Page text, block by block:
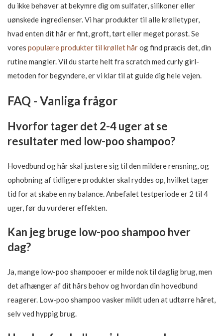
du ikke behøver at bekymre dig om sulfater, silikoner eller
uønskede ingredienser. Vi har produkter til alle krølletyper,
hvad enten dit hår er fint, groft, tørt eller meget porøst. Se
vores populære produkter til krøllet hårog find præcis det, din
rutine mangler. Vil du starte helt fra scratch med curly girl-
metoden for begyndere, er vi klar til at guide dig hele vejen.
FAQ - Vanliga frågor
Hvorfor tager det 2-4 uger at se
resultater med low-poo shampoo?
Hovedbund og hår skal justere sig til den mildere rensning, og
ophobning af tidligere produkter skal ryddes op, hvilket tager
tid for at skabe en ny balance. Anbefalet testperiode er 2 til 4
uger, før du vurderer effekten.
Kan jeg bruge low-poo shampoo hver
dag?
Ja, mange low-poo shampooer er milde nok til daglig brug, men
det afhænger af dit hårs behov og hvordan din hovedbund
reagerer. Low-poo shampoo vasker mildt uden at udtørre håret,
selv ved hyppig brug.